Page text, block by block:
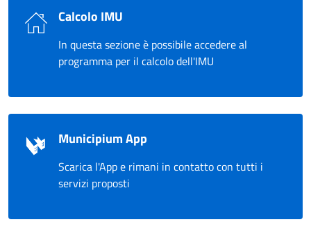
Calcolo IMU
In questa sezione è possibile accedere al
programma per il calcolo dell'IMU
Municipium App
Scarica l'App e rimani in contatto con tutti i
servizi proposti